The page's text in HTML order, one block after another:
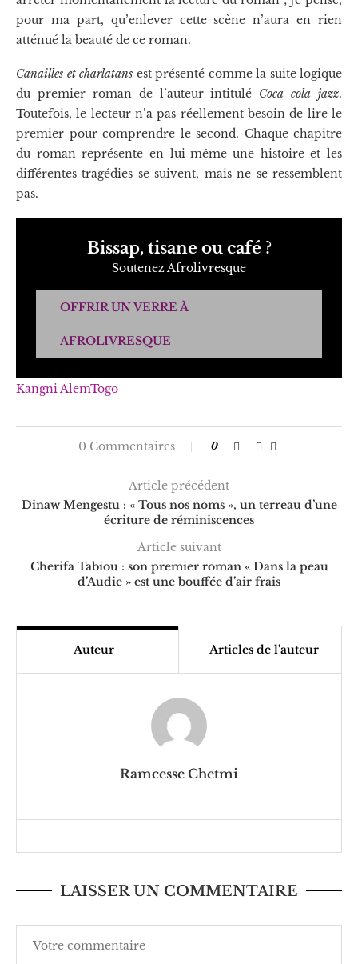
pour ma part, qu’enlever cette scène n’aura en rien
atténué la beauté de ce roman.
Canailles et charlatans est présenté comme la suite logique
du premier roman de l’auteur intitulé Coca cola jazz.
Toutefois, le lecteur n’a pas réellement besoin de lire le
premier pour comprendre le second. Chaque chapitre
du roman représente en lui-même une histoire et les
différentes tragédies se suivent, mais ne se ressemblent
pas.
Bissap, tisane ou café ?
Soutenez Afrolivresque
OFFRIR UN VERRE À
AFROLIVRESQUE
Kangni AlemTogo
0 Commentaires 0
Article précédent
Dinaw Mengestu : « Tous nos noms », un terreau d’une
écriture de réminiscences
Article suivant
Cherifa Tabiou : son premier roman « Dans la peau
d’Audie » est une bouffée d’air frais
Auteur Articles de l'auteur
Ramcesse Chetmi
LAISSER UN COMMENTAIRE